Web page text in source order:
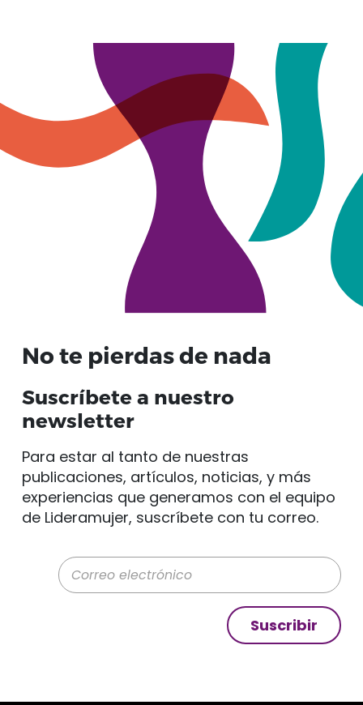
No te pierdas de nada
Suscríbete a nuestro
newsletter
Para estar al tanto de nuestras
publicaciones, artículos, noticias, y más
experiencias que generamos con el equipo
de Lideramujer, suscríbete con tu correo.
Correo electrónico
Suscribir